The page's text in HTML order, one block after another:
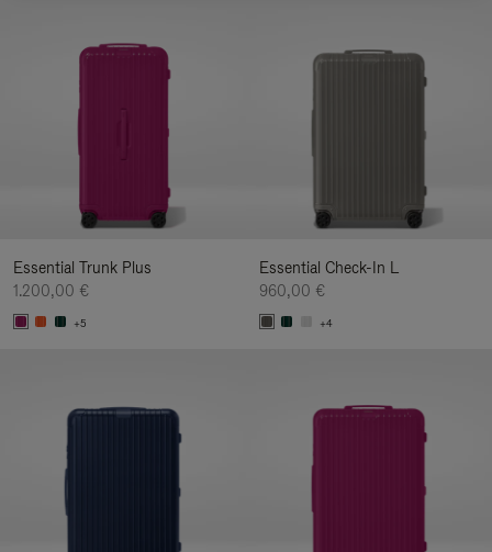
Essential Trunk Plus
1.200,00 €
+5
Essential Check-In L
960,00 €
+4